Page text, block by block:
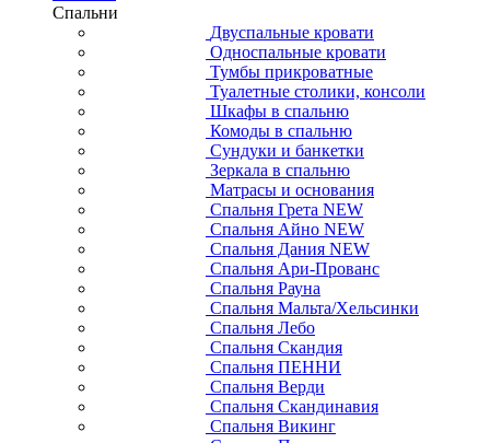
Спальни
Двуспальные кровати
Односпальные кровати
Тумбы прикроватные
Туалетные столики, консоли
Шкафы в спальню
Комоды в спальню
Сундуки и банкетки
Зеркала в спальню
Матрасы и основания
Спальня Грета NEW
Спальня Айно NEW
Спальня Дания NEW
Спальня Ари-Прованс
Спальня Рауна
Спальня Мальта/Хельсинки
Спальня Лебо
Спальня Скандия
Спальня ПЕННИ
Спальня Верди
Спальня Скандинавия
Спальня Викинг